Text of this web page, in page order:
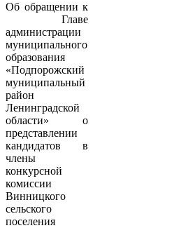
Об обращении к
Главе
администрации
муниципального
образования
«Подпорожский
муниципальный
район
Ленинградской
области» о
представлении
кандидатов в
члены
конкурсной
комиссии
Винницкого
сельского
поселения